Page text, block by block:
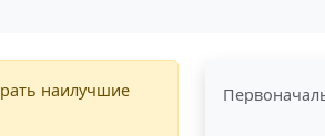
наилучшие